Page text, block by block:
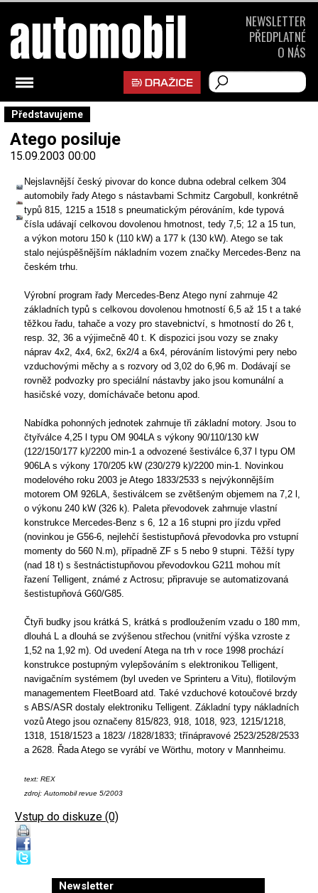
Představujeme
Atego posiluje
15.09.2003 00:00
Nejslavnější český pivovar do konce dubna odebral celkem 304
automobily řady Atego s nástavbami Schmitz Cargobull, konkrétně
typů 815, 1215 a 1518 s pneumatickým pérováním, kde typová
čísla udávají celkovou dovolenou hmotnost, tedy 7,5; 12 a 15 tun,
a výkon motoru 150 k (110 kW) a 177 k (130 kW). Atego se tak
stalo nejúspěšnějším nákladním vozem značky Mercedes-Benz na
českém trhu.
Výrobní program řady Mercedes-Benz Atego nyní zahrnuje 42
základních typů s celkovou dovolenou hmotností 6,5 až 15 t a také
těžkou řadu, tahače a vozy pro stavebnictví, s hmotností do 26 t,
resp. 32, 36 a výjimečně 40 t. K dispozici jsou vozy se znaky
náprav 4x2, 4x4, 6x2, 6x2/4 a 6x4, pérováním listovými pery nebo
vzduchovými měchy a s rozvory od 3,02 do 6,96 m. Dodávají se
rovněž podvozky pro speciální nástavby jako jsou komunální a
hasičské vozy, domíchávače betonu apod.
Nabídka pohonných jednotek zahrnuje tři základní motory. Jsou to
čtyřválce 4,25 l typu OM 904LA s výkony 90/110/130 kW
(122/150/177 k)/2200 min-1 a odvozené šestiválce 6,37 l typu OM
906LA s výkony 170/205 kW (230/279 k)/2200 min-1. Novinkou
modelového roku 2003 je Atego 1833/2533 s nejvýkonnějším
motorem OM 926LA, šestiválcem se zvětšeným objemem na 7,2 l,
o výkonu 240 kW (326 k). Paleta převodovek zahrnuje vlastní
konstrukce Mercedes-Benz s 6, 12 a 16 stupni pro jízdu vpřed
(novinkou je G56-6, nejlehčí šestistupňová převodovka pro vstupní
momenty do 560 N.m), případně ZF s 5 nebo 9 stupni. Těžší typy
(nad 18 t) s šestnáctistupňovou převodovkou G211 mohou mít
řazení Telligent, známé z Actrosu; připravuje se automatizovaná
šestistupňová G60/G85.
Čtyři budky jsou krátká S, krátká s prodloužením vzadu o 180 mm,
dlouhá L a dlouhá se zvýšenou střechou (vnitřní výška vzroste z
1,52 na 1,92 m). Od uvedení Atega na trh v roce 1998 prochází
konstrukce postupným vylepšováním s elektronikou Telligent,
navigačním systémem (byl uveden ve Sprinteru a Vitu), flotilovým
managementem FleetBoard atd. Také vzduchové kotoučové brzdy
s ABS/ASR dostaly elektroniku Telligent. Základní typy nákladních
vozů Atego jsou označeny 815/823, 918, 1018, 923, 1215/1218,
1318, 1518/1523 a 1823/ /1828/1833; třínápravové 2523/2528/2533
a 2628. Řada Atego se vyrábí ve Wörthu, motory v Mannheimu.
text: REX
zdroj: Automobil revue 5/2003
Vstup do diskuze (0)
Newsletter
NEWSLETTER
PŘEDPLATNÉ
O NÁS